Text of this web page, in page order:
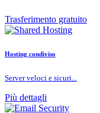
Trasferimento gratuito
Hosting condiviso
Server veloci e sicuri...
Più dettagli